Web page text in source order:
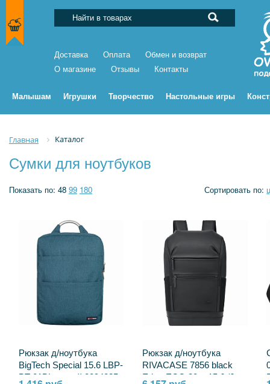
Доставка Оплата
Обмен и возврат
О магазине
Отзывы Контакты
Малышам Игрушки Творчество Настольные игры
Главная Каталог
Сумки для ноутбуков
Показать по: 48 99 180 Сортировать по:
Рюкзак д/ноутбука
BigTech Special 15.6 LBP-
BT-01BL, синий 2094235
Рюкзак д/ноутбука
RIVACASE 7856 black
Eden-ECO 20л, 15.6 /6